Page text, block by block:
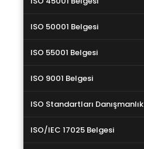
ISO 50001 Belgesi
ISO 55001 Belgesi
ISO 9001 Belgesi
ISO Standartları Danışmanlık
ISO/IEC 17025 Belgesi